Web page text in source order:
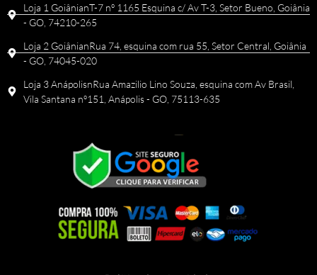
Loja 1 GoiânianT-7 nº 1165 Esquina c/ Av T-3, Setor Bueno, Goiânia
- GO, 74210-265
Loja 2 GoiânianRua 74, esquina com rua 55, Setor Central, Goiânia
- GO, 74045-020
Loja 3 AnápolisnRua Amazilio Lino Souza, esquina com Av Brasil,
Vila Santana nº151, Anápolis - GO, 75113-635